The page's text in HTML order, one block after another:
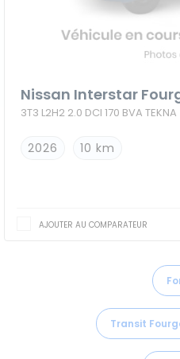
Nissan Interstar
3T3 L2H2 2.0 DCI 170 BVA TEKNA
2026 10 km
AJOUTER AU COMPARATEUR
Transit